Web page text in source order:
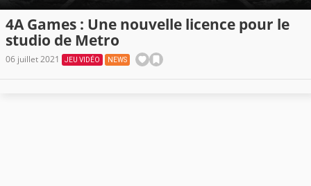
4A Games : Une nouvelle licence pour le
studio de Metro
06 juillet 2021 JEU VIDÉO NEWS